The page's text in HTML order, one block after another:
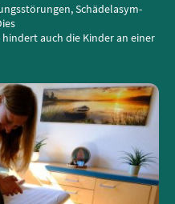
Schädelasym-
auch die Kinder an einer